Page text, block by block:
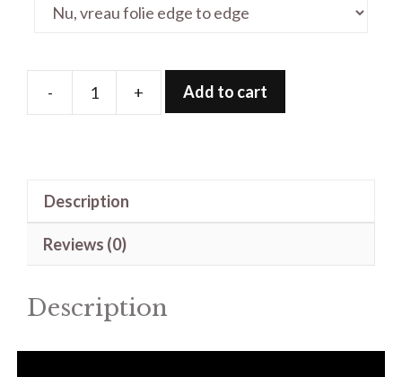
-
Folie
+ Add to cart
Description
Reviews (0)
Description